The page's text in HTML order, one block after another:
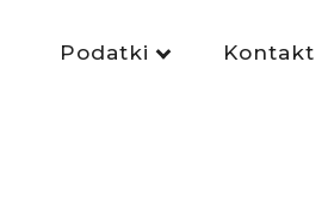
Podatki Kontakt